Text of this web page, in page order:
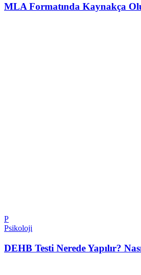
MLA Formatında Kaynakça
P
Psikoloji
DEHB Testi Nerede Yapılır?